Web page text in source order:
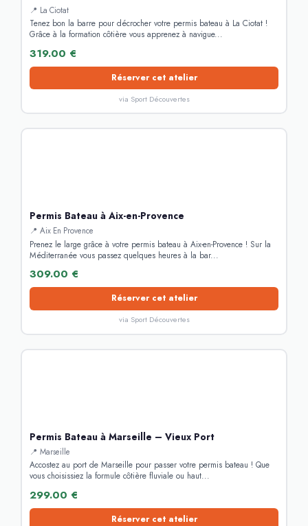
📍 La Ciotat
Tenez bon la barre pour décrocher votre permis bateau à La Ciotat !
Grâce à la formation côtière vous apprenez à navigue...
319.00 €
Réserver cet atelier
via Sport Découvertes
Permis Bateau à Aix-en-Provence
📍 Aix En Provence
Prenez le large grâce à votre permis bateau à Aix-en-Provence ! Sur la
Méditerranée vous passez quelques heures à la bar...
309.00 €
Réserver cet atelier
via Sport Découvertes
Permis Bateau à Marseille – Vieux Port
📍 Marseille
Accostez au port de Marseille pour passer votre permis bateau ! Que
vous choisissiez la formule côtière fluviale ou haut...
299.00 €
Réserver cet atelier